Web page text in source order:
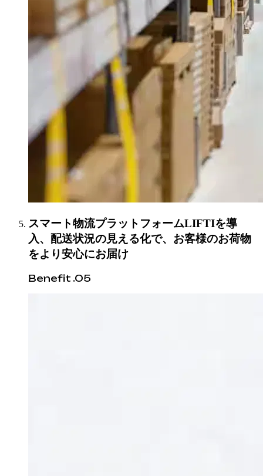
スマート物流プラットフォームLIFTIを導
入、配送状況の見える化で、お客様のお荷物
をより安心にお届け
Benefit .05